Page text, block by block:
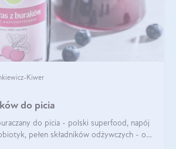
Kiwer
do picia
do picia - polski superfood, napój
pełen składników odżywczych - o